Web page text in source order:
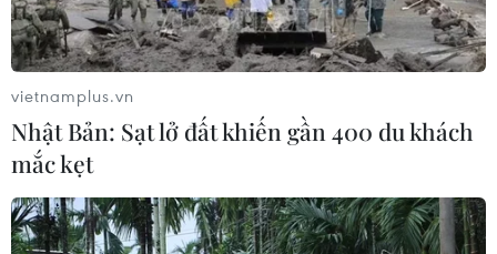
Theo phương án tác chiến Xuân 1954 đã được
Bộ Chính trị thông qua đầu tháng 12/1953, Bộ
Tổng Tư lệnh chỉ đạo các hướng triển khai lực
lượng, đẩy mạnh tiến công địch.
Từ ngày 10 đến 25/12/1953, quân ta tiến công
tiêu diệt 20 đại đội địch, giải phóng Lai Châu,
tạo thế uy hiếp mạnh Điện Biên Phủ.
vietnamplus.vn
Nhật Bản: Sạt lở đất khiến gần 400 du khách
mắc kẹt